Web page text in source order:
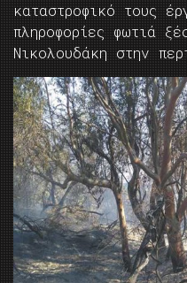
καταστροφικό τους
πληροφορίες φωτιά
Νικολουδάκη στην